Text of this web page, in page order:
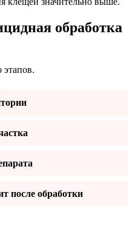
обработка
этапов.
после обработки